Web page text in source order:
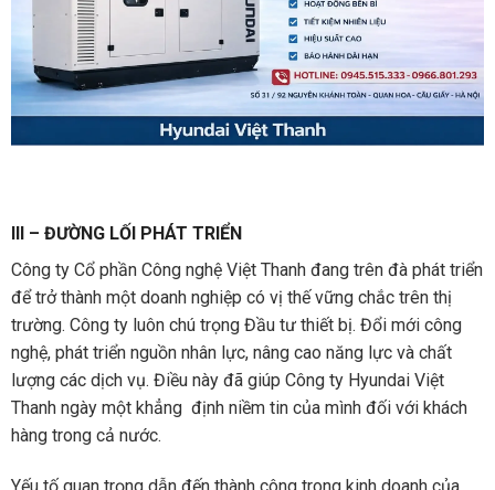
III – ĐƯỜNG LỐI PHÁT TRIỂN
Công ty Cổ phần Công nghệ Việt Thanh đang trên đà phát triển
để trở thành một doanh nghiệp có vị thế vững chắc trên thị
trường. Công ty luôn chú trọng Đầu tư thiết bị. Đổi mới công
nghệ, phát triển nguồn nhân lực, nâng cao năng lực và chất
lượng các dịch vụ. Điều này đã giúp Công ty Hyundai Việt
Thanh ngày một khẳng định niềm tin của mình đối với khách
hàng trong cả nước.
Yếu tố quan trọng dẫn đến thành công trong kinh doanh của